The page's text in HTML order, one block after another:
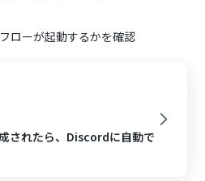
ローが起動するかを確認
されたら、Discordに自動で